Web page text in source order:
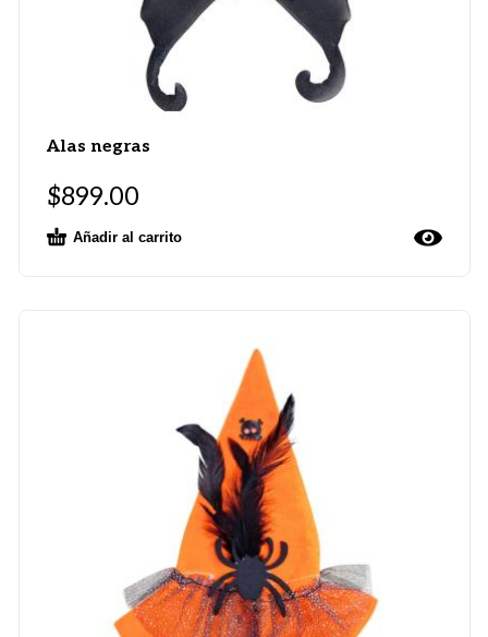
Alas negras
$899.00
Añadir al carrito